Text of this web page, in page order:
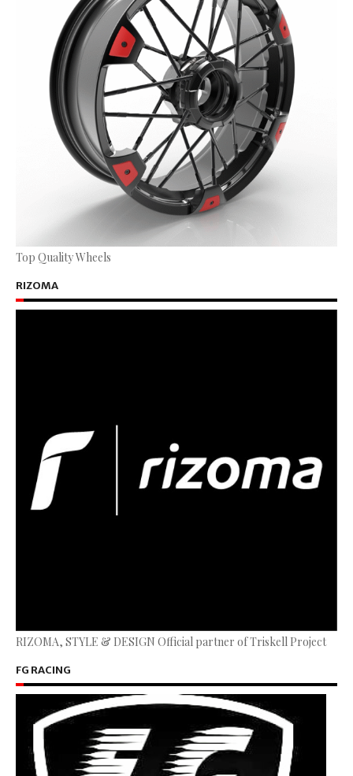
Top Quality Wheels
RIZOMA
RIZOMA, STYLE & DESIGN Official partner of Triskell Project
FG RACING